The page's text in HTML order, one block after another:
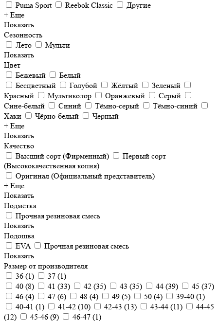
Puma Sport
Reebok Classic
Другие
+ Еще
Показать
Сезонность
Лето
Мульти
Показать
Цвет
Бежевый
Белый
Бесцветный
Голубой Жёлтый
Зеленый
Красный
Мультиколор Оранжевый
Серый
Сине-белый
Синий Тёмно-серый
Тёмно-синий
Хаки
Чёрно-белый
Черный
+ Еще
Показать
Качество
Высший сорт (Фирменный)
Первый сорт
(Высококачественная копия)
Оригинал (Официальный представитель)
+ Еще
Показать
Подмётка
Прочная резиновая смесь
Показать
Подошва
EVA
Прочная резиновая смесь
Показать
Размер от производителя
36 (1) 37 (1)
40 (8) 41 (33) 42 (35) 43 (35) 44 (39) 45 (37)
46 (4) 47 (6) 48 (4) 49 (5) 50 (4) 39-40 (1)
40-41 (1) 41-42 (10) 42-43 (13) 43-44 (11)
44-45
(12) 45-46 (9) 46-47 (1)